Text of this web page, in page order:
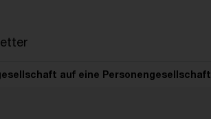
auf eine Personengesellschaft